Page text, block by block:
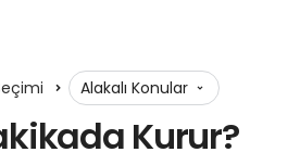
Alakalı Konular
Kurur?